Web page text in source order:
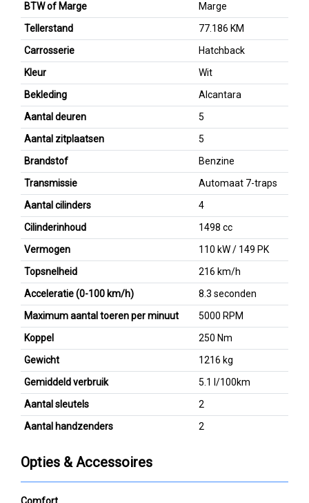
BTW of Marge
Marge
Tellerstand
77.186 KM
Carrosserie
Hatchback
Kleur
Wit
Bekleding
Alcantara
Aantal deuren
5
Aantal zitplaatsen
5
Brandstof
Benzine
Transmissie
Automaat 7-traps
Aantal cilinders
4
Cilinderinhoud
1498 cc
Vermogen
110 kW / 149 PK
Topsnelheid
216 km/h
Acceleratie (0-100 km/h)
8.3 seconden
Maximum aantal toeren per minuut
5000 RPM
Koppel
250 Nm
Gewicht
1216 kg
Gemiddeld verbruik
5.1 l/100km
Aantal sleutels
2
Aantal handzenders
2
Opties & Accessoires